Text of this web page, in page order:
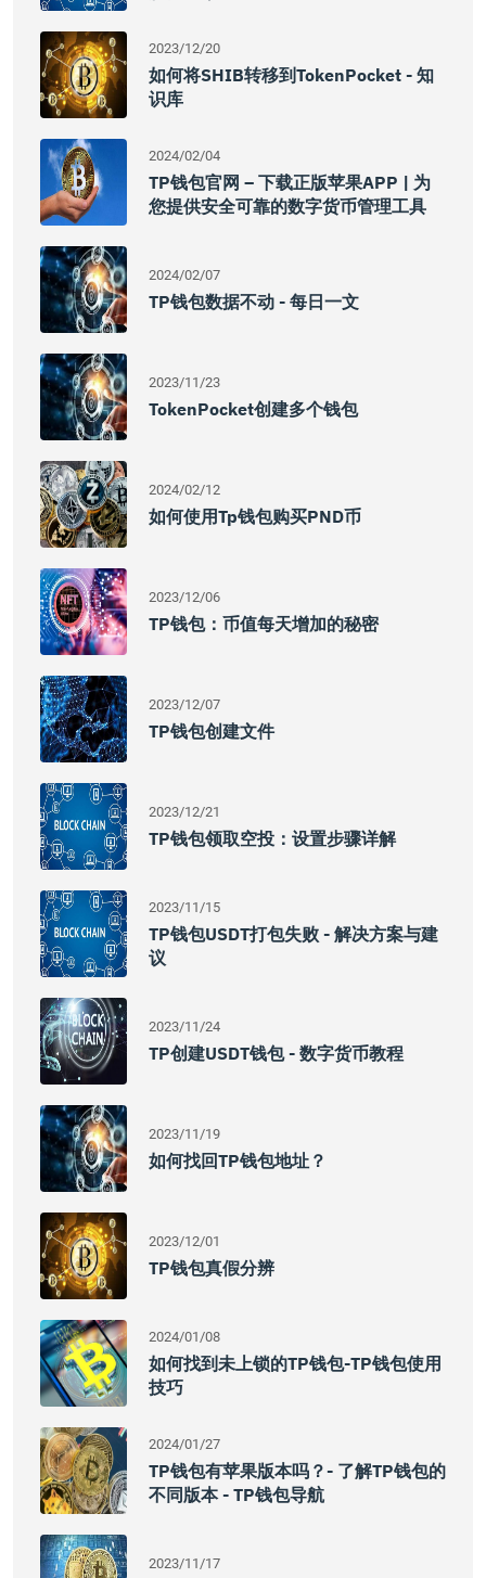
2023/12/20
如何将SHIB转移到TokenPocket - 知
识库
2024/02/04
TP钱包官网 – 下载正版苹果APP | 为
您提供安全可靠的数字货币管理工具
2024/02/07
TP钱包数据不动 - 每日一文
2023/11/23
TokenPocket创建多个钱包
2024/02/12
如何使用tp钱包购买PND币
2023/12/06
TP钱包：币值每天增加的秘密
2023/12/07
TP钱包创建文件
2023/12/21
TP钱包领取空投：设置步骤详解
2023/11/15
TP钱包USDT打包失败 - 解决方案与建
议
2023/11/24
TP创建USDT钱包 - 数字货币教程
2023/11/19
如何找回TP钱包地址？
2023/12/01
TP钱包真假分辨
2024/01/08
如何找到未上锁的TP钱包-TP钱包使用
技巧
2024/01/27
TP钱包有苹果版本吗？- 了解TP钱包的
不同版本 - TP钱包导航
2023/11/17